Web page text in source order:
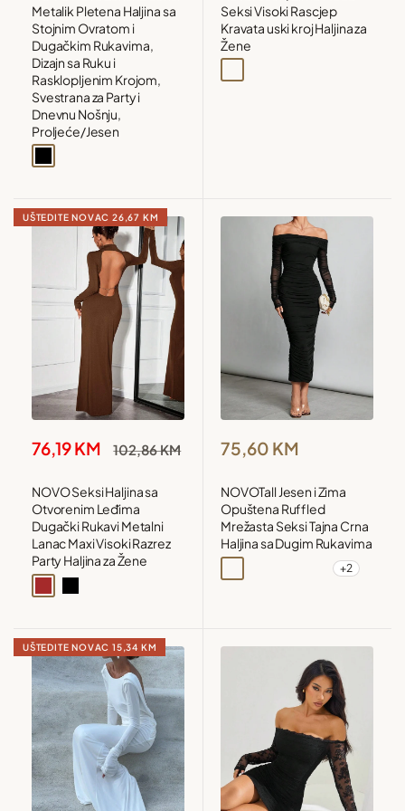
Metalik Pletena Haljina sa
Stojnim Ovratom i
Dugačkim Rukavima,
Dizajn sa Ruku i
Rasklopljenim Krojom,
Svestrana za Party i
Dnevnu Nošnju,
Proljeće/Jesen
Seksi Visoki Rascjep
Kravata uski kroj Haljina za
Žene
UŠTEDITE NOVAC26,67 KM
Snižena
cijena
76,19 KM Redovna
cijena
102,86 KM
NOVO Seksi Haljina sa
Otvorenim Leđima
Dugački Rukavi Metalni
Lanac Maxi Visoki Razrez
Party Haljina za Žene
Snižena
cijena
75,60 KM
NOVOTall Jesen i Zima
Opuštena Ruffled
Mrežasta Seksi Tajna Crna
Haljina sa Dugim Rukavima
Mint zelena
+2
UŠTEDITE NOVAC15,34 KM